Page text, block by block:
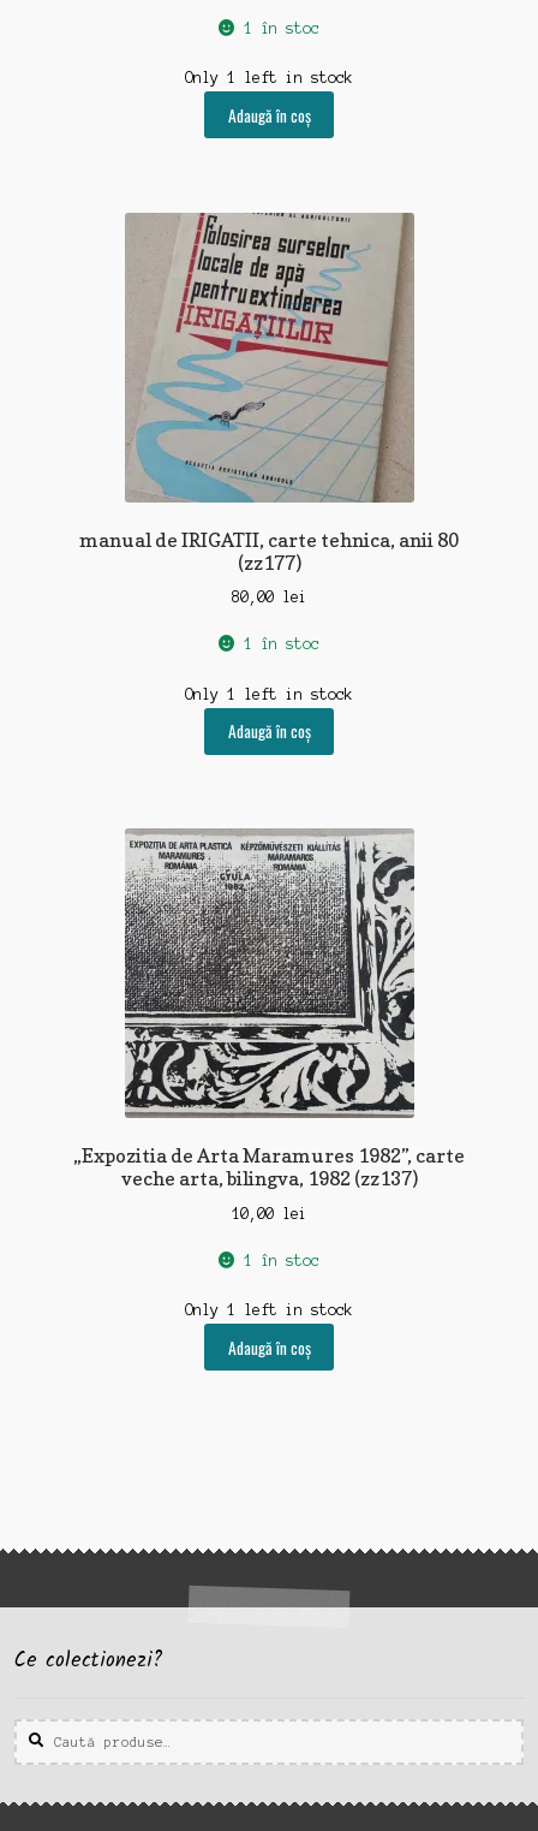
1 în stoc
Only 1 left in stock
Adaugă în coș
manual de IRIGATII, carte tehnica, anii 80
(zz177)
80,00 lei
1 în stoc
Only 1 left in stock
Adaugă în coș
„Expozitia de Arta Maramures 1982”, carte
veche arta, bilingva, 1982 (zz137)
10,00 lei
1 în stoc
Only 1 left in stock
Adaugă în coș
Ce colectionezi?
Caută
după:
Caută